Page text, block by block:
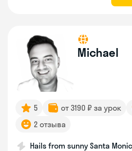
Michael
5 от 3190 ₽ за урок
2 отзыва
Hails from sunny Santa